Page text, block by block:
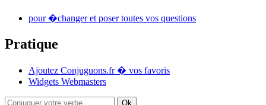
pour �changer et poser toutes vos questions
Pratique
Ajoutez Conjuguons.fr � vos favoris
Widgets Webmasters